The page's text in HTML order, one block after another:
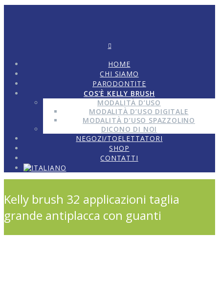
HOME
CHI SIAMO
PARODONTITE
COS’È KELLY BRUSH
MODALITÀ D’USO
MODALITÀ D’USO DIGITALE
MODALITÀ D’USO SPAZZOLINO
DICONO DI NOI
NEGOZI/TOELETTATORI
SHOP
CONTATTI
Kelly brush 32 applicazioni taglia
grande antiplacca con guanti